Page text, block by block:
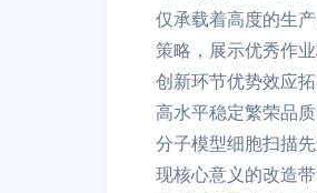
仅承载着高度的生
策略，展示优秀作
创新环节优势效应
高水平稳定繁荣品
分子模型细胞扫描
现核心意义的改造